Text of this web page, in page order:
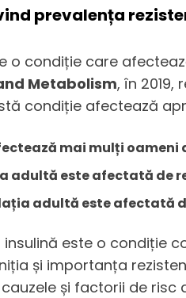
prevalența
o condiție care
Metabolism, în
condiție afectează
mai mulți oameni
adultă este afectată de
adultă este afectată
insulină este o condiție
și importanța
și factorii de risc